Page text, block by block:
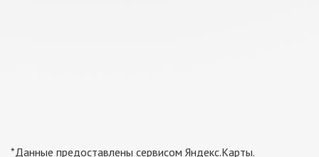
*Данные предоставлены сервисом Яндекс.Карты.